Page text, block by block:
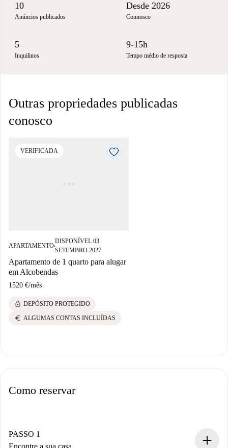
10
Anúncios publicados
Desde 2026
Connosco
5
Inquilinos
9-15h
Tempo médio de resposta
Outras propriedades publicadas
conosco
VERIFICADA
APARTAMENTO■
DISPONÍVEL 03
SETEMBRO 2027
Apartamento de 1 quarto para alugar
em Alcobendas
1520 €/mês
lock DEPÓSITO PROTEGIDO
euro ALGUMAS CONTAS INCLUÍDAS
Como reservar
PASSO 1